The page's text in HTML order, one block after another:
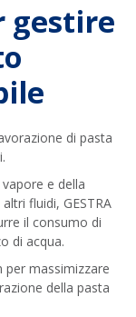
gestire
di pasta
e della
fluidi, GESTRA
il consumo di
di acqua.
per massimizzare
della pasta